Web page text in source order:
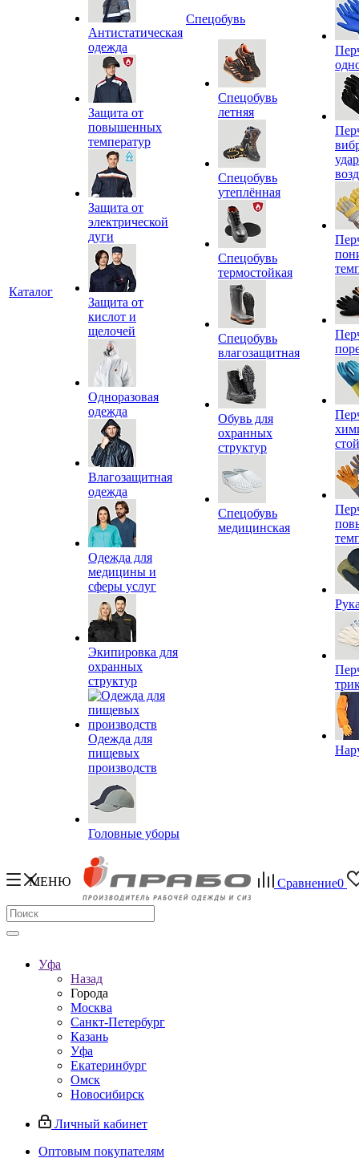
Каталог
Антистатическая
одежда
Защита от
повышенных
температур
Защита от
электрической
дуги
Защита от
кислот и
щелочей
Одноразовая
одежда
Влагозащитная
одежда
Одежда для
медицины и
сферы услуг
Экипировка для
охранных
структур
Одежда для
пищевых
производств
Головные уборы
Спецобувь
Спецобувь
летняя
Спецобувь
утеплённая
Спецобувь
термостойкая
Спецобувь
влагозащитная
Обувь для
охранных
структур
Спецобувь
медицинская
МЕНЮ Сравнение0
Уфа
Назад
Города
Москва
Санкт-Петербург
Казань
Уфа
Екатеринбург
Омск
Новосибирск
Личный кабинет
Оптовым покупателям